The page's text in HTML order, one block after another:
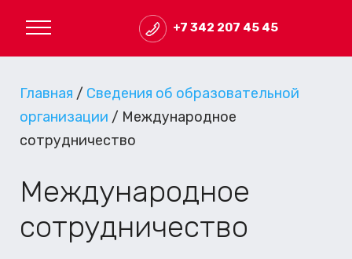
+7 342 207 45 45
Главная / Сведения об образовательной
организации / Международное
сотрудничество
Международное
сотрудничество